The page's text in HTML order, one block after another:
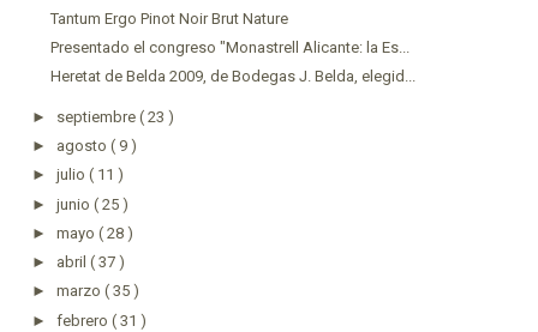
Tantum Ergo Pinot Noir Brut Nature
Presentado el congreso "Monastrell Alicante: la Es...
Heretat de Belda 2009, de Bodegas J. Belda, elegid...
► septiembre ( 23 )
► agosto ( 9 )
► julio ( 11 )
► junio ( 25 )
► mayo ( 28 )
► abril ( 37 )
► marzo ( 35 )
► febrero ( 31 )